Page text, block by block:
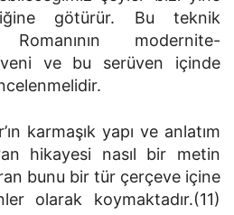
götürür. Bu teknik
modernite-
ve bu serüven içinde
karmaşık yapı ve anlatım
hikayesi nasıl bir metin
bunu bir tür çerçeve içine
olarak koymaktadır.(11)